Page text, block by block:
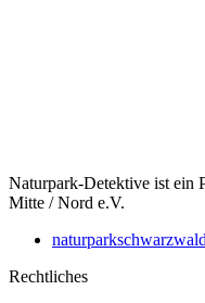
Naturpark-Detektive ist ein
Mitte / Nord e.V.
Rechtliches